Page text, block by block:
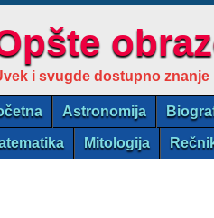
i svugde dostupno znanje
Astronomija
Mitologija